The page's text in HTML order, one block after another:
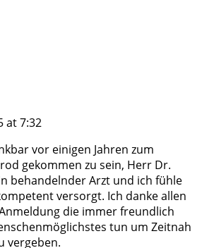
at 7:32
vor einigen Jahren zum
gekommen zu sein, Herr Dr.
behandelnder Arzt und ich fühle
versorgt. Ich danke allen
die immer freundlich
tun um Zeitnah
vergeben.